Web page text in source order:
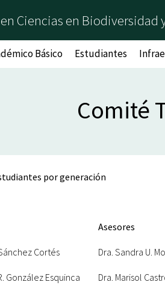
Ciencias en Biodiversidad
Básico Estudiantes
Comité
por generación
Asesores
Cortés Dra. Sandra U.
González Esquinca Dra. Marisol